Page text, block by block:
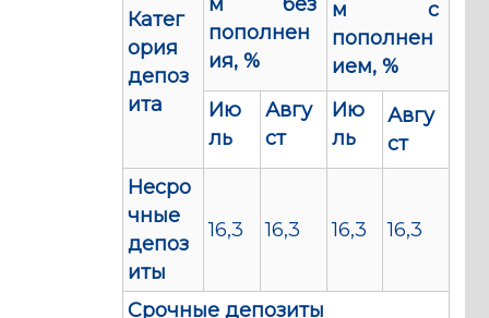
Катег
ория
депоз
ита
пополнен
ия, %
м с
пополнен
ием, %
Ию
ль
Авгу
ст
Ию
ль
Авгу
ст
Несро
чные
депоз
иты
16,3 16,3 16,3 16,3
Срочные депозиты